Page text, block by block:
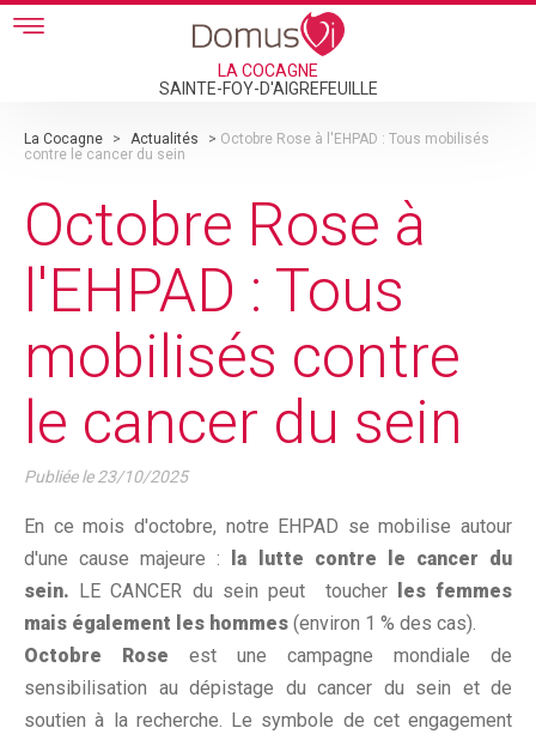
Skip to main content
LA COCAGNE
SAINTE-FOY-D'AIGREFEUILLE
La Cocagne > Actualités > Octobre Rose à l'EHPAD : Tous mobilisés
contre le cancer du sein
Octobre Rose à
l'EHPAD : Tous
mobilisés contre
le cancer du sein
Publiée le23/10/2025
En ce mois d'octobre, notre EHPAD se mobilise autour
d'une cause majeure :
la lutte contre le cancer du
sein.
LE CANCER du sein peut toucher
les femmes
mais également les hommes (environ 1 % des cas).
Octobre Rose est une campagne mondiale de
sensibilisation au dépistage du cancer du sein et de
soutien à la recherche. Le symbole de cet engagement